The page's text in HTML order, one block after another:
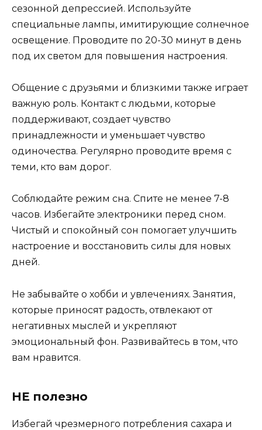
сезонной депрессией. Используйте
специальные лампы, имитирующие солнечное
освещение. Проводите по 20-30 минут в день
под их светом для повышения настроения.
Общение с друзьями и близкими также играет
важную роль. Контакт с людьми, которые
поддерживают, создает чувство
принадлежности и уменьшает чувство
одиночества. Регулярно проводите время с
теми, кто вам дорог.
Соблюдайте режим сна. Спите не менее 7-8
часов. Избегайте электроники перед сном.
Чистый и спокойный сон помогает улучшить
настроение и восстановить силы для новых
дней.
Не забывайте о хобби и увлечениях. Занятия,
которые приносят радость, отвлекают от
негативных мыслей и укрепляют
эмоциональный фон. Развивайтесь в том, что
вам нравится.
НЕ полезно
Избегай чрезмерного потребления сахара и